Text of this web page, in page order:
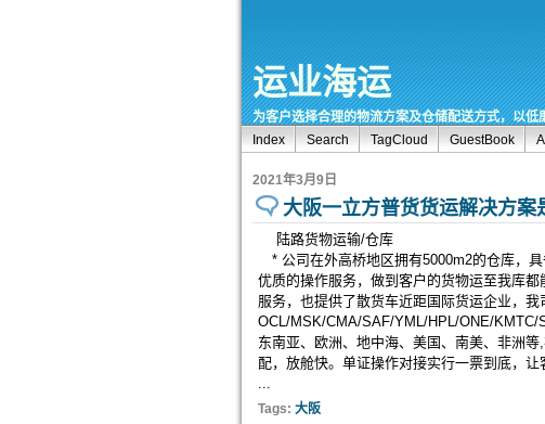
运业海运
为客户选择合理的物流方案及仓储配送方式，以
Index
Search TagCloud GuestBook
2021年3月9日
大阪一立方普货货运解决方案
陆路货物运输/仓库
* 公司在外高桥地区拥有5000m2的仓库，
优质的操作服务，做到客户的货物运至我库
服务，也提供了散货车近距国际货运企业，
OCL/MSK/CMA/SAF/YML/HPL/ONE/KMTC/
东南亚、欧洲、地中海、美国、南美、非洲
配，放舱快。单证操作对接实行一票到底，让
...
Tags: 大阪